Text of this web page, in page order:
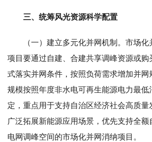
三、统筹风光资源科学配置
（一）建立多元化并网机制。市场
项目要通过自建、合建共享调峰资源或购
式落实并网条件，按照负荷需求增加并网
规模按照年度非水电可再生能源电力最低
定，重点用于支持自治区经济社会高质量
广泛拓展新能源应用场景，优先支持全额
电网调峰空间的市场化并网消纳项目。